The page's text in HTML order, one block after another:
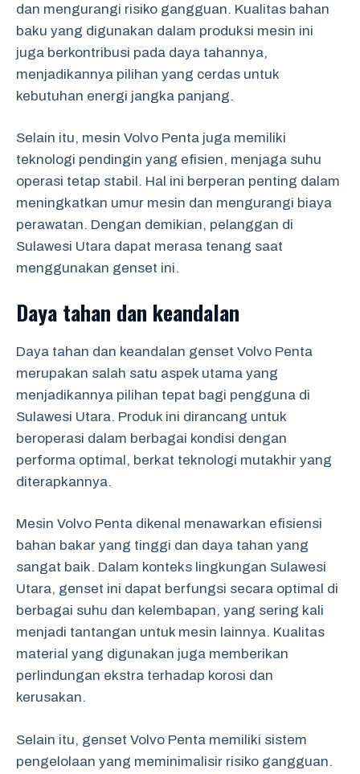
dan mengurangi risiko gangguan. Kualitas bahan
baku yang digunakan dalam produksi mesin ini
juga berkontribusi pada daya tahannya,
menjadikannya pilihan yang cerdas untuk
kebutuhan energi jangka panjang.
Selain itu, mesin Volvo Penta juga memiliki
teknologi pendingin yang efisien, menjaga suhu
operasi tetap stabil. Hal ini berperan penting dalam
meningkatkan umur mesin dan mengurangi biaya
perawatan. Dengan demikian, pelanggan di
Sulawesi Utara dapat merasa tenang saat
menggunakan genset ini.
Daya tahan dan keandalan
Daya tahan dan keandalan genset Volvo Penta
merupakan salah satu aspek utama yang
menjadikannya pilihan tepat bagi pengguna di
Sulawesi Utara. Produk ini dirancang untuk
beroperasi dalam berbagai kondisi dengan
performa optimal, berkat teknologi mutakhir yang
diterapkannya.
Mesin Volvo Penta dikenal menawarkan efisiensi
bahan bakar yang tinggi dan daya tahan yang
sangat baik. Dalam konteks lingkungan Sulawesi
Utara, genset ini dapat berfungsi secara optimal di
berbagai suhu dan kelembapan, yang sering kali
menjadi tantangan untuk mesin lainnya. Kualitas
material yang digunakan juga memberikan
perlindungan ekstra terhadap korosi dan
kerusakan.
Selain itu, genset Volvo Penta memiliki sistem
pengelolaan yang meminimalisir risiko gangguan.